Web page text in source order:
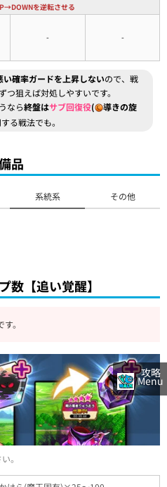
を逆転させる
- -
い確率ガードを上昇しないので、戦
つ狙えば対処しやすいです。
なら終盤はサブ回復役(
導きの旋
する戦法でも。
品
系統系 その他
数【追い覚醒】
す。
。
攻略
Menu